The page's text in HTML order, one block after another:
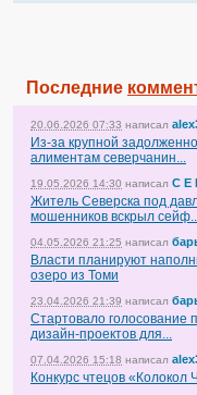
Последние
20.06.2026 07:33 написал
Из-за крупной
алиментам северчанин...
19.05.2026 14:30 написал С Е
Житель Северска под
мошенников вскрыл
04.05.2026 21:25 написал
Власти планируют
озеро из Томи
23.04.2026 21:39 написал
Стартовало голосование
дизайн-проектов для...
07.04.2026 15:18 написал
Конкурс чтецов